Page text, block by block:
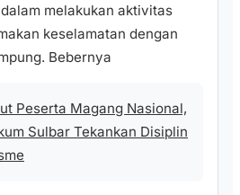
melakukan aktivitas
keselamatan dengan
Bebernya
Peserta Magang Nasional,
Sulbar Tekankan Disiplin